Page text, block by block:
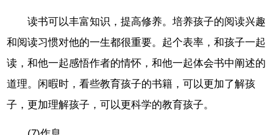
读书可以丰富知识，提高修养。培养孩子的阅读兴趣
和阅读习惯对他的一生都很重要。起个表率，和孩子一起
读，和他一起感悟作者的情怀，和他一起体会书中阐述的
道理。闲暇时，看些教育孩子的书籍，可以更加了解孩
子，更加理解孩子，可以更科学的教育孩子。